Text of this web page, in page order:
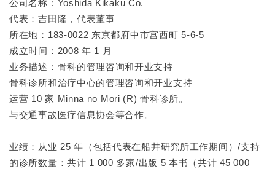
公司名称：Yoshida Kikaku Co.
代表：吉田隆，代表董事
所在地：183-0022 东京都府中市宫西町 5-6-5
成立时间：2008 年 1 月
业务描述：骨科的管理咨询和开业支持
骨科诊所和治疗中心的管理咨询和开业支持
运营 10 家 Minna no Mori (R) 骨科诊所。
与交通事故医疗信息协会等合作。
业绩：从业 25 年（包括代表在船井研究所工作期间）/支持
的诊所数量：共计 1 000 多家/出版 5 本书（共计 45 000